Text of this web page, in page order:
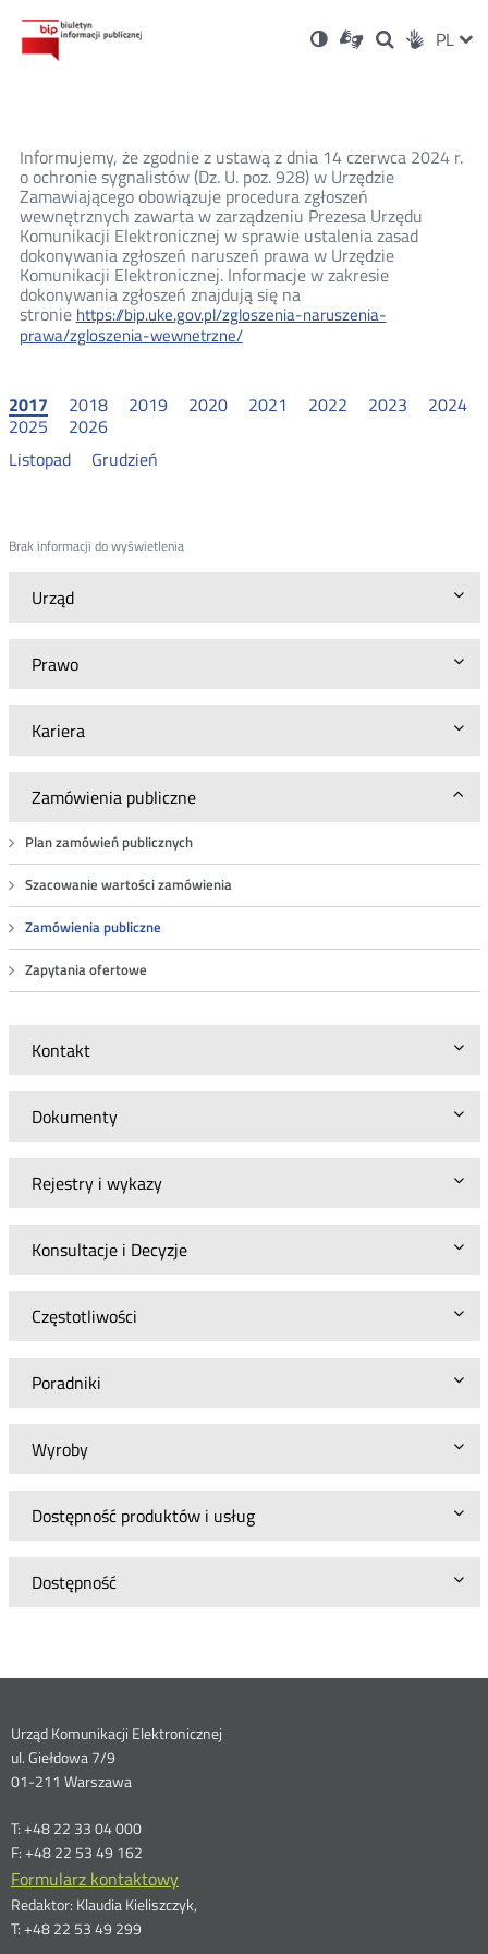
Ustawienia
Wersja
kontrastowa
Dla
niesłyszących
OtwórzOtwórz
w
Otwórz
w
Social PL
Urząd
Prawo
Kariera
Zamówienia publiczne
Plan zamówień publicznych
Szacowanie wartości zamówienia
Zamówienia publiczne
Zapytania ofertowe
Kontakt
Dokumenty
Rejestry i wykazy
Konsultacje i Decyzje
Częstotliwości
Poradniki
Wyroby
Dostępność produktów i usług
Dostępność
Informujemy, że zgodnie z ustawą z dnia 14 czerwca 2024 r.
o ochronie sygnalistów (Dz. U. poz. 928) w Urzędzie
Zamawiającego obowiązuje procedura zgłoszeń
wewnętrznych zawarta w zarządzeniu Prezesa Urzędu
Komunikacji Elektronicznej w sprawie ustalenia zasad
dokonywania zgłoszeń naruszeń prawa w Urzędzie
Komunikacji Elektronicznej. Informacje w zakresie
dokonywania zgłoszeń znajdują się na
stronie https://bip.uke.gov.pl/zgloszenia-naruszenia-
prawa/zgloszenia-wewnetrzne/
2017 2018 2019 2020 2021 2022 2023
2024
2025
2026
Listopad
Grudzień
Brak informacji do wyświetlenia
Dane
kontaktowe
Urząd Komunikacji Elektronicznej
ul. Giełdowa 7/9
01-211 Warszawa
T: +48 22 33 04 000
F: +48 22 53 49 162
Formularz kontaktowy
Redaktor: Klaudia Kieliszczyk,
T: +48 22 53 49 299